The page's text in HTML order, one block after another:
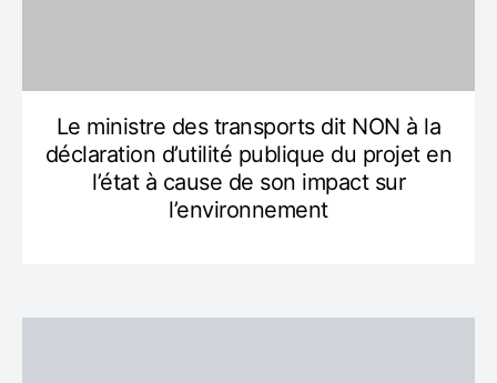
Le ministre des transports dit NON à la
déclaration d’utilité publique du projet en
l’état à cause de son impact sur
l’environnement